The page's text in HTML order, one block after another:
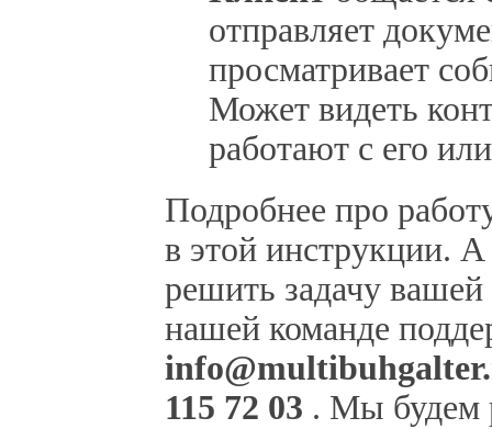
отправляет
просматривает
Может видеть
работают с его
Подробнее про
в этой инструкции.
решить задачу
нашей команде
115 72 03 . Мы будем